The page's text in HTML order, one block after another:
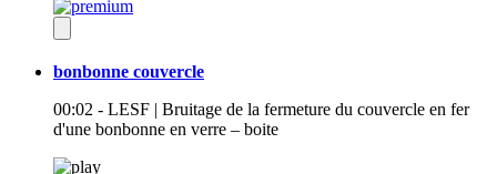
bonbonne couvercle
00:02 - LESF | Bruitage de la fermeture du couvercle en fer
d'une bonbonne en verre – boite